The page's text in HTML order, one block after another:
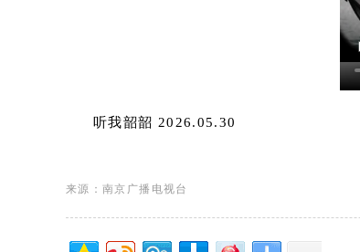
听我韶韶 2026.05.30
来源：南京广播电视台